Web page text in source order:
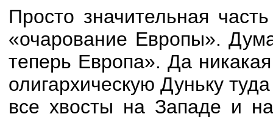
Просто значительная
«очарование Европы».
теперь Европа». Да
олигархическую Дуньку
все хвосты на Западе и